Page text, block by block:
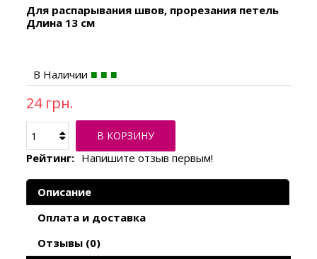
Для распарывания швов, прорезания петель
Длина 13 см
В Наличии
24 грн.
В КОРЗИНУ
Рейтинг: Напишите отзыв первым!
Описание
Оплата и доставка
Отзывы (0)